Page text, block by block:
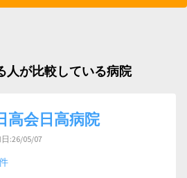
人が比較している病院
高会日高病院
:26/05/07